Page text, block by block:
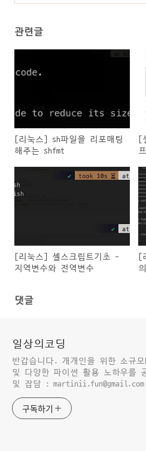
관련글
[리눅스] sh파일을 리포매팅
해주는 shfmt
[리눅스] 셸스크립트기초 -
지역변수와 전역변수
댓글
일상의코딩
반갑습니다. 개개인을 위한 소규모
및 다양한 파이썬 활용 노하우를
및 잡담 : martinii.fun@gmail.com
구독하기